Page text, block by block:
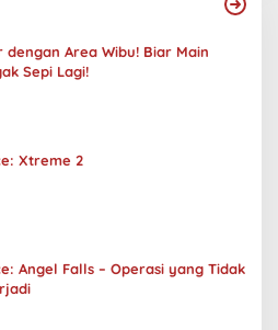
dengan Area Wibu! Biar Main
Sepi Lagi!
Xtreme 2
Angel Falls – Operasi yang Tidak